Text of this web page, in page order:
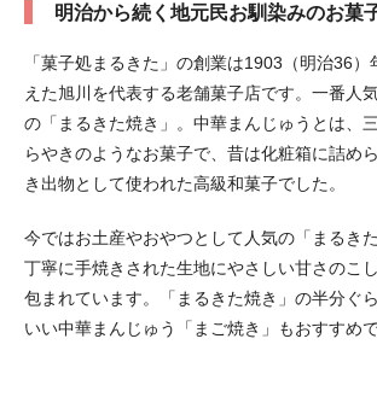
明治から続く地元民お馴染みのお菓
「菓子処まるきた」の創業は1903（明治36
えた旭川を代表する老舗菓子店です。一番人
の「まるきた焼き」。中華まんじゅうとは、
らやきのようなお菓子で、昔は化粧箱に詰め
き出物として使われた高級和菓子でした。
今ではお土産やおやつとして人気の「まるき
丁寧に手焼きされた生地にやさしい甘さのこ
包まれています。「まるきた焼き」の半分ぐ
いい中華まんじゅう「まご焼き」もおすすめで